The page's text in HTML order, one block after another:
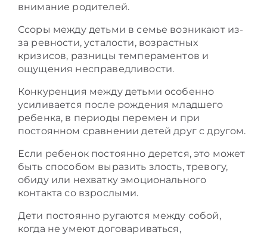
внимание родителей.
Ссоры между детьми в семье возникают из-
за ревности, усталости, возрастных
кризисов, разницы темпераментов и
ощущения несправедливости.
Конкуренция между детьми особенно
усиливается после рождения младшего
ребенка, в периоды перемен и при
постоянном сравнении детей друг с другом.
Если ребенок постоянно дерется, это может
быть способом выразить злость, тревогу,
обиду или нехватку эмоционального
контакта со взрослыми.
Дети постоянно ругаются между собой,
когда не умеют договариваться,